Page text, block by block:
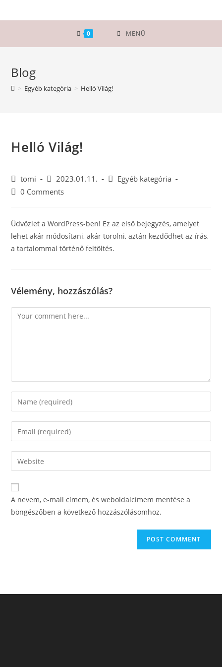
0 MENÜ
Blog
> Egyéb kategória > Helló Világ!
Helló Világ!
tomi 2023.01.11.
Egyéb kategória
0 Comments
Üdvözlet a WordPress-ben! Ez az első bejegyzés, amelyet
lehet akár módosítani, akár törölni, aztán kezdődhet az írás,
a tartalommal történő feltöltés.
Vélemény, hozzászólás?
A nevem, e-mail címem, és weboldalcímem mentése a
böngészőben a következő hozzászólásomhoz.